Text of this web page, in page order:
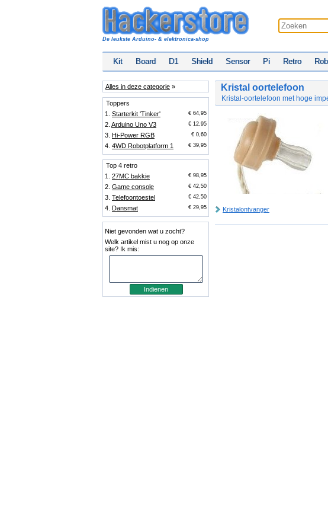
De leukste Arduino- & elektronica-shop
Kit Board D1 Shield Sensor Pi Retro
Alles in deze categorie »
Toppers
1. Starterkit 'Tinker' € 64,95
2. Arduino Uno V3 € 12,95
3. Hi-Power RGB € 0,60
4. 4WD Robotplatform 1 € 39,95
Top 4 retro
1. 27MC bakkie € 98,95
2. Game console € 42,50
3. Telefoontoestel € 42,50
4. Dansmat € 29,95
Niet gevonden wat u zocht?
Welk artikel mist u nog op onze
site? Ik mis:
Kristal oortelefoon
Kristal-oortelefoon met hoge
Kristalontvanger